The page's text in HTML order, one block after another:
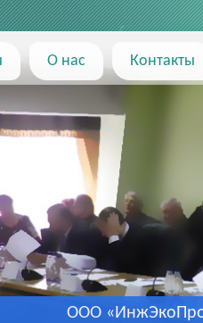
О нас Контакты
ООО